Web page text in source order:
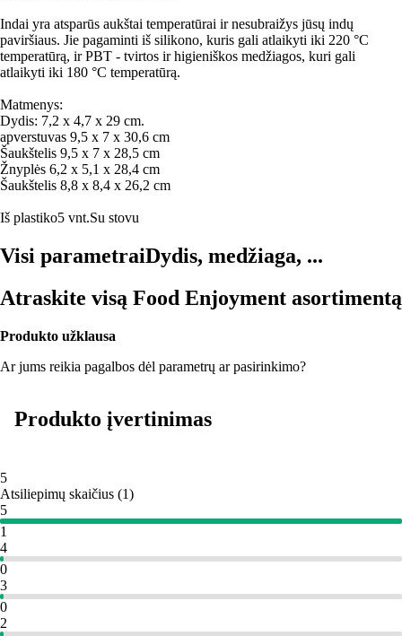
Indai yra atsparūs aukštai temperatūrai ir nesubraižys jūsų indų
paviršiaus. Jie pagaminti iš silikono, kuris gali atlaikyti iki 220 °C
temperatūrą, ir PBT - tvirtos ir higieniškos medžiagos, kuri gali
atlaikyti iki 180 °C temperatūrą.
Matmenys:
Dydis: 7,2 x 4,7 x 29 cm.
apverstuvas 9,5 x 7 x 30,6 cm
Šaukštelis 9,5 x 7 x 28,5 cm
Žnyplės 6,2 x 5,1 x 28,4 cm
Šaukštelis 8,8 x 8,4 x 26,2 cm
Iš plastiko5 vnt.Su stovu
Visi parametraiDydis, medžiaga, ...
Atraskite visą Food Enjoyment asortimentą
Produkto užklausa
Ar jums reikia pagalbos dėl parametrų ar pasirinkimo?
Produkto įvertinimas
5
Atsiliepimų skaičius (1)
5
1
4
0
3
0
2